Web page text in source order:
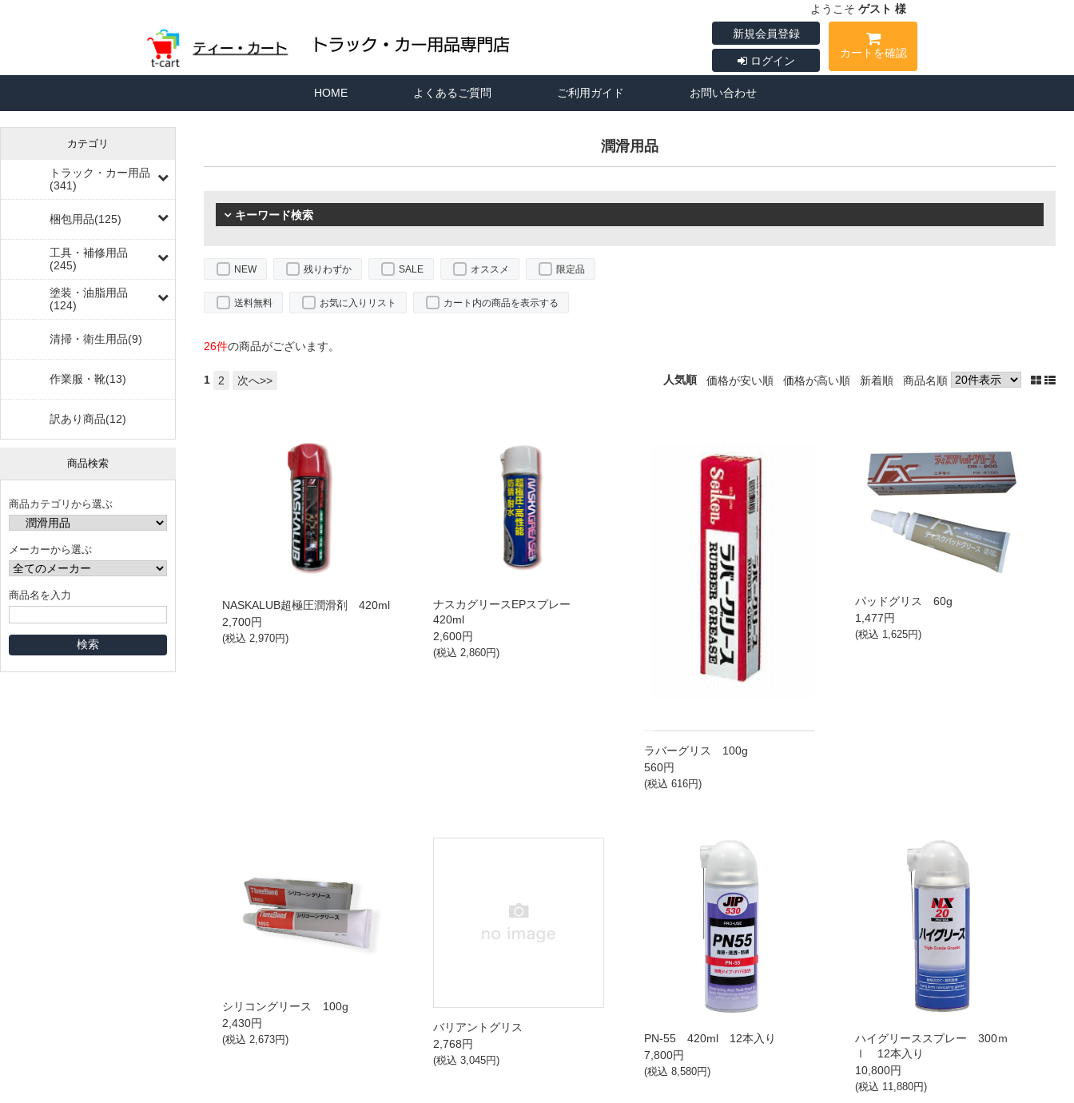
ようこそ ゲスト 様
新規会員登録
ログイン
カートを確認
HOME よくあるご質問 ご利用ガイド お問い合わせ
カテゴリ
トラック・カー用品
(341)
梱包用品(125)
工具・補修用品
(245)
塗装・油脂用品
(124)
清掃・衛生用品(9)
作業服・靴(13)
訳あり商品(12)
商品検索
商品カテゴリから選ぶ
メーカーから選ぶ
商品名を入力
潤滑用品
キーワード検索
NEW 残りわずか SALE オススメ 限定品
送料無料 お気に入りリスト カート内の商品を表示する
26件の商品がございます。
人気順 価格が安い順 価格が高い順 新着順 商品名順
1 2 次へ>>
NASKALUB超極圧潤滑剤 420ml
2,700円
(税込2,970円)
ナスカグリースEPスプレー
420ml
2,600円
(税込 2,860円)
ラバーグリス 100g
560円
(税込616円)
パッドグリス 60g
1,477円
(税込 1,625円)
シリコングリース 100g
2,430円
(税込2,673円)
バリアントグリス
2,768円
(税込3,045円)
PN-55 420ml 12本入り
7,800円
(税込8,580円)
ハイグリーススプレー 300ｍ
ｌ 12本入り
10,800円
(税込 11,880円)